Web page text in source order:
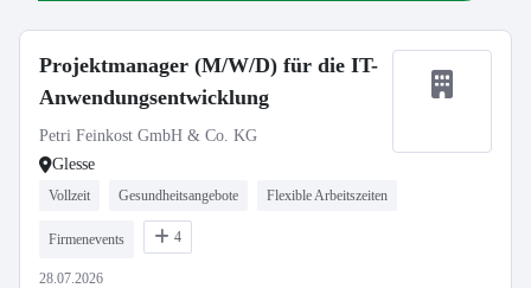
Projektmanager (M/W/D) für die IT-
Anwendungsentwicklung
Petri Feinkost GmbH & Co. KG
Glesse
Vollzeit Gesundheitsangebote Flexible Arbeitszeiten
Firmenevents 4
28.07.2026